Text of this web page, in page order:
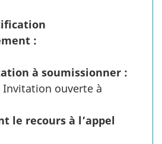
:
à soumissionner :
Invitation ouverte à
le recours à l’appel